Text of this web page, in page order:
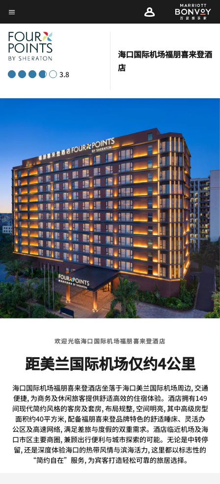
Skip
to
main
content
菜单文本
3.8
海口国际机场福朋喜来登酒
店
欢迎光临海口国际机场福朋喜来登酒店
距美兰国际机场仅约4公里
海口国际机场福朋喜来登酒店坐落于海口美兰国际机场周边, 交通
便捷, 为商务及休闲旅客提供舒适高效的住宿体验。酒店拥有149
间现代简约风格的客房及套房, 布局规整, 空间明亮, 其中高级房型
面积约40平方米, 配备福朋喜来登品牌特色的舒适睡床、灵活办
公区及高速网络, 满足差旅与度假的双重需求。酒店临近机场及海
口市区主要商圈, 兼顾出行便利与城市探索的可能。无论是中转停
留, 还是深度体验海口的热带风情与滨海活力, 这里都以标志性的
“简约自在”服务, 为宾客打造轻松可靠的旅居选择。